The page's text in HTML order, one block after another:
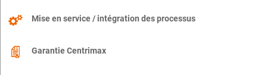
Mise en service / intégration des processus
Garantie Centrimax